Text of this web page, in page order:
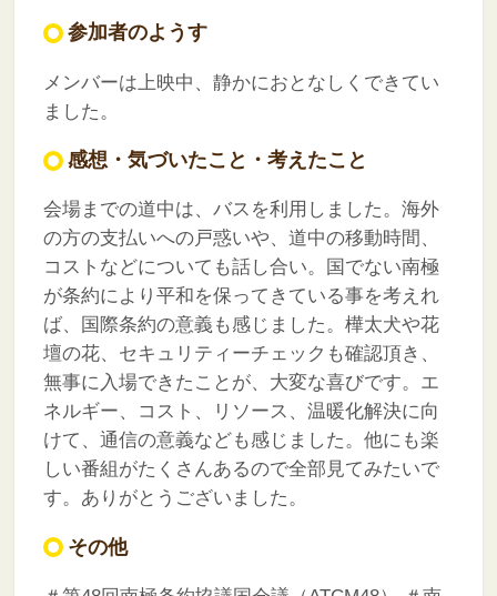
参加者のようす
メンバーは上映中、静かにおとなしくできてい
ました。
感想・気づいたこと・考えたこと
会場までの道中は、バスを利用しました。海外
の方の支払いへの戸惑いや、道中の移動時間、
コストなどについても話し合い。国でない南極
が条約により平和を保ってきている事を考えれ
ば、国際条約の意義も感じました。樺太犬や花
壇の花、セキュリティーチェックも確認頂き、
無事に入場できたことが、大変な喜びです。エ
ネルギー、コスト、リソース、温暖化解決に向
けて、通信の意義なども感じました。他にも楽
しい番組がたくさんあるので全部見てみたいで
す。ありがとうございました。
その他